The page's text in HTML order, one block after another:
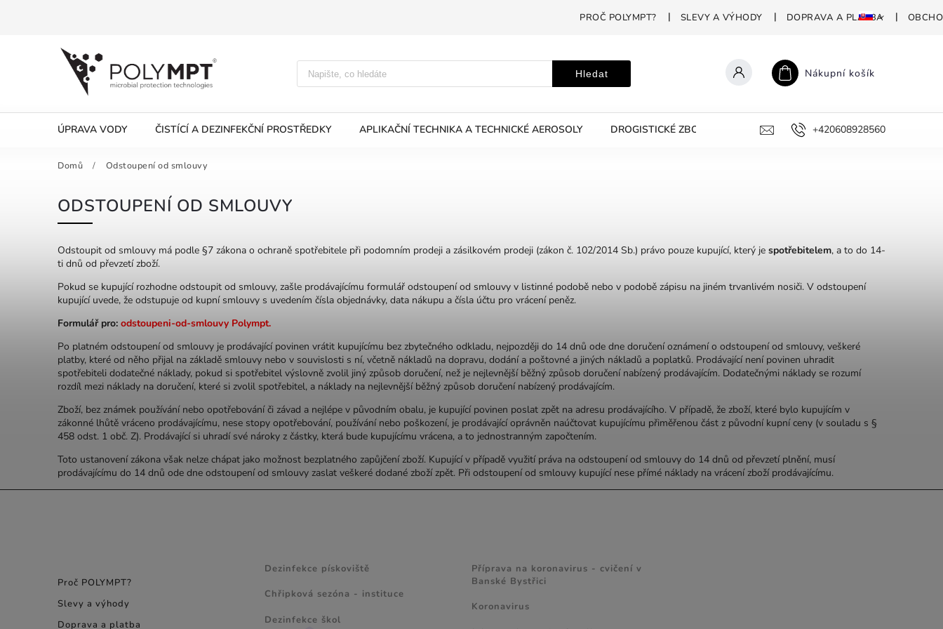
PROČ POLYMPT? SLEVY A VÝHODY DOPRAVA A PLATBA
Hledat Nákupní košík
ÚPRAVA VODY ČISTÍCÍ A DEZINFEKČNÍ PROSTŘEDKY APLIKAČNÍ TECHNIKA A TECHNICKÉ AEROSOLY DROGISTICKÉ ZBOŽÍ PROFESIONÁLNÍ DEZINFEKCE
+420608928560
Domů / Odstoupení od smlouvy
ODSTOUPENÍ OD SMLOUVY
Odstoupit od smlouvy má podle §7 zákona o ochraně spotřebitele při podomním prodeji a zásilkovém prodeji (zákon č. 102/2014 Sb.) právo pouze kupující, který je spotřebitelem, a to do 14-
ti dnů od převzetí zboží.
Pokud se kupující rozhodne odstoupit od smlouvy, zašle prodávajícímu formulář odstoupení od smlouvy v listinné podobě nebo v podobě zápisu na jiném trvanlivém nosiči. V odstoupení
kupující uvede, že odstupuje od kupní smlouvy s uvedením čísla objednávky, data nákupu a čísla účtu pro vrácení peněz.
Formulář pro: odstoupeni-od-smlouvy Polympt.
Po platném odstoupení od smlouvy je prodávající povinen vrátit kupujícímu bez zbytečného odkladu, nejpozději do 14 dnů ode dne doručení oznámení o odstoupení od smlouvy, veškeré
platby, které od něho přijal na základě smlouvy nebo v souvislosti s ní, včetně nákladů na dopravu, dodání a poštovné a jiných nákladů a poplatků. Prodávající není povinen uhradit
spotřebiteli dodatečné náklady, pokud si spotřebitel výslovně zvolil jiný způsob doručení, než je nejlevnější běžný způsob doručení nabízený prodávajícím. Dodatečnými náklady se rozumí
rozdíl mezi náklady na doručení, které si zvolil spotřebitel, a náklady na nejlevnější běžný způsob doručení nabízený prodávajícím.
Zboží, bez známek používání nebo opotřebování či závad a nejlépe v původním obalu, je kupující povinen poslat zpět na adresu prodávajícího. V případě, že zboží, které bylo kupujícím v
zákonné lhůtě vráceno prodávajícímu, nese stopy opotřebování, používání nebo poškození, je prodávající oprávněn naúčtovat kupujícímu přiměřenou část z původní kupní ceny (v souladu s §
458 odst. 1 obč. Z). Prodávající si uhradí své nároky z částky, která bude kupujícímu vrácena, a to jednostranným započtením.
Toto ustanovení zákona však nelze chápat jako možnost bezplatného zapůjčení zboží. Kupující v případě využití práva na odstoupení od smlouvy do 14 dnů od převzetí plnění, musí
prodávajícímu do 14 dnů ode dne odstoupení od smlouvy zaslat veškeré dodané zboží zpět. Při odstoupení od smlouvy kupující nese přímé náklady na vrácení zboží prodávajícímu.
Proč POLYMPT?
Slevy a výhody
Doprava a platba
Dezinfekce pískoviště
Chřipková sezóna - instituce
Dezinfekce škol
Příprava na koronavirus - cvičení v
Banské Bystřici
Koronavirus